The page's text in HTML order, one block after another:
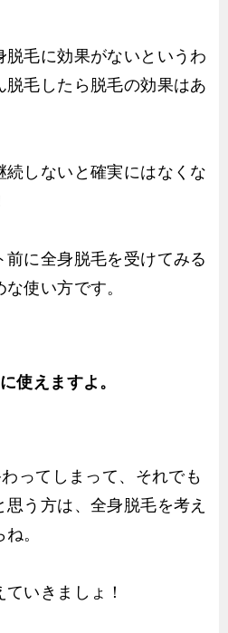
脱毛に効果がないというわ
脱毛したら脱毛の効果はあ
続しないと確実にはなくな
に全身脱毛を受けてみる
使い方です。
使えますよ。
ってしまって、それでも
う方は、全身脱毛を考え
。
いきましょ！